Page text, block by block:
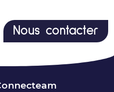
Nous contacter